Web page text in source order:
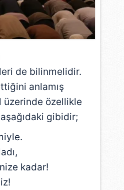
de bilinmelidir.
anlamış
üzerinde özellikle
gibidir;
kadar!